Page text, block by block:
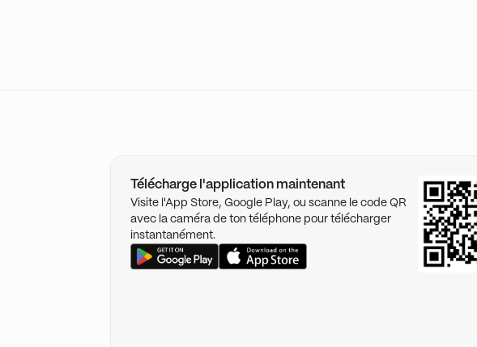
Télécharge l'application maintenant
Visite l'App Store, Google Play, ou scanne le code QR
avec la caméra de ton téléphone pour télécharger
instantanément.